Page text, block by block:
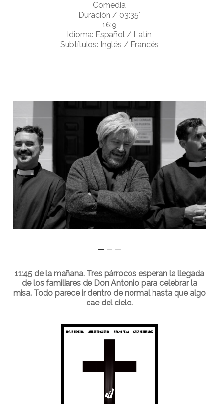
Comedia
Duración / 03:35′
16:9
Idioma: Español / Latín
Subtítulos: Inglés / Francés
11:45 de la mañana. Tres párrocos esperan la llegada
de los familiares de Don Antonio para celebrar la
misa. Todo parece ir dentro de normal hasta que algo
cae del cielo.